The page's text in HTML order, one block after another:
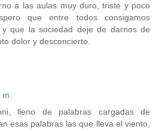
a las aulas muy duro, triste y poco
que entre todos consigamos
que la sociedad deje de darnos de
dolor y desconcierto.
lleno de palabras cargadas de
esas palabras las que lleva el viento,